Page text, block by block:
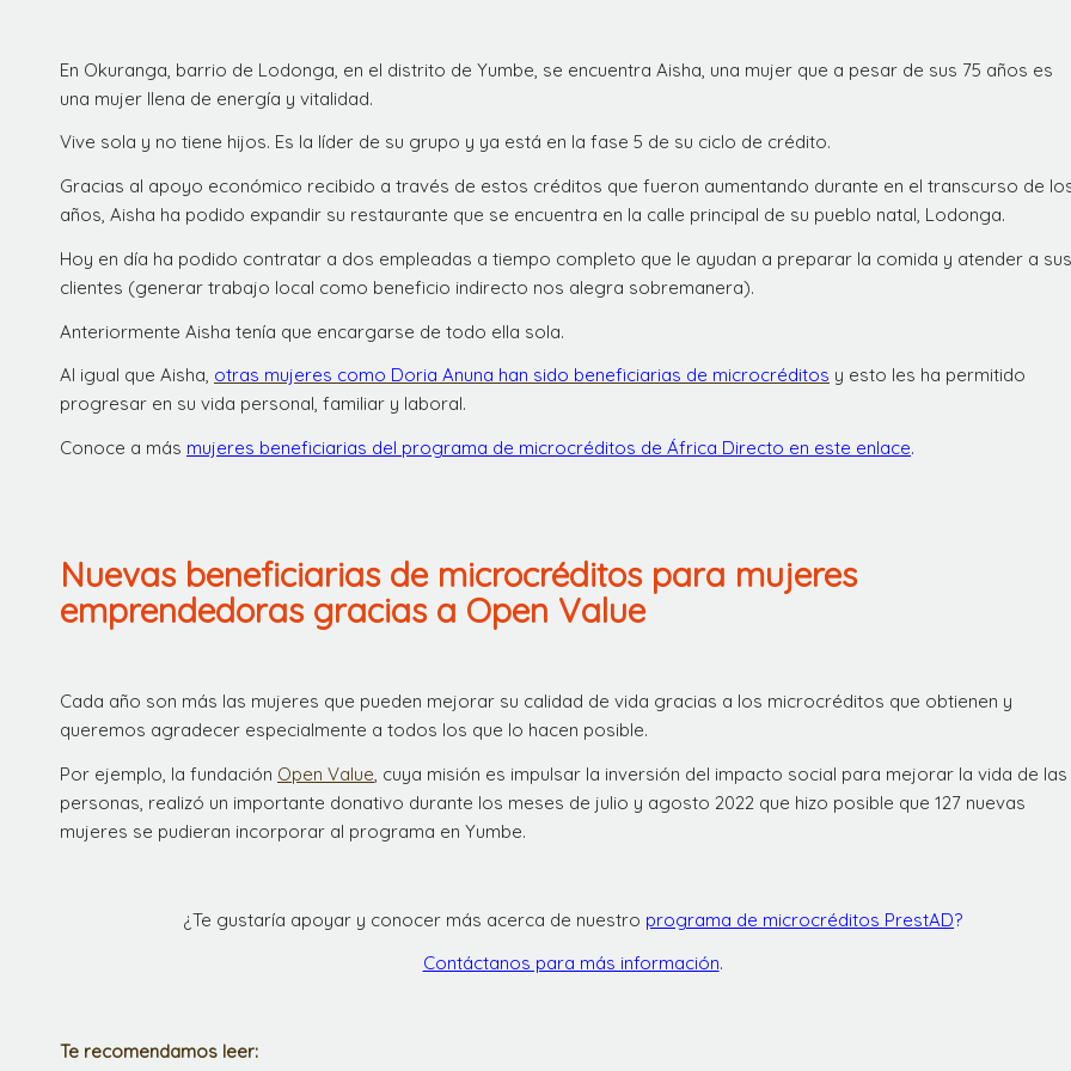
En Okuranga, barrio de Lodonga, en el distrito de Yumbe, se encuentra Aisha, una mujer que a pesar de sus 75 años es
una mujer llena de energía y vitalidad.
Vive sola y no tiene hijos. Es la líder de su grupo y ya está en la fase 5 de su ciclo de crédito.
Gracias al apoyo económico recibido a través de estos créditos que fueron aumentando durante en el transcurso de
años, Aisha ha podido expandir su restaurante que se encuentra en la calle principal de su pueblo natal, Lodonga.
Hoy en día ha podido contratar a dos empleadas a tiempo completo que le ayudan a preparar la comida y atender a sus
clientes (generar trabajo local como beneficio indirecto nos alegra sobremanera).
Anteriormente Aisha tenía que encargarse de todo ella sola.
Al igual que Aisha, otras mujeres como Doria Anuna han sido beneficiarias de microcréditos y esto les ha permitido
progresar en su vida personal, familiar y laboral.
Conoce a más mujeres beneficiarias del programa de microcréditos de África Directo en este enlace.
Nuevas beneficiarias de microcréditos para mujeres
emprendedoras gracias a Open Value
Cada año son más las mujeres que pueden mejorar su calidad de vida gracias a los microcréditos que obtienen y
queremos agradecer especialmente a todos los que lo hacen posible.
Por ejemplo, la fundación Open Value, cuya misión es impulsar la inversión del impacto social para mejorar la vida de las
personas, realizó un importante donativo durante los meses de julio y agosto 2022 que hizo posible que 127 nuevas
mujeres se pudieran incorporar al programa en Yumbe.
¿Te gustaría apoyar y conocer más acerca de nuestro programa de microcréditos PrestAD?
Contáctanos para más información.
Te recomendamos leer: